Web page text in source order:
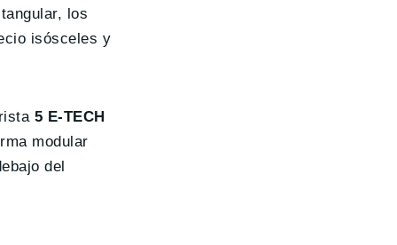
los
isósceles y
5 E-TECH
modular
del